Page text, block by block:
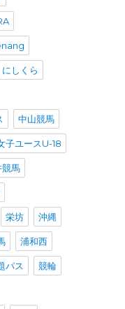
にしくら
中山競馬
子ユースU-18
競馬
栄坊 沖縄
浦和西
パス 競輪